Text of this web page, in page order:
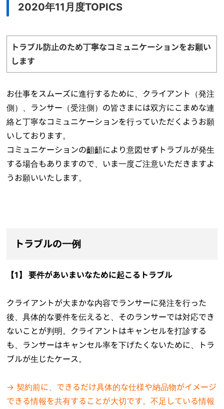
2020年11月度TOPICS
トラブル防止のため丁寧なコミュニケーションをお願い
します
お仕事をスムーズに進行するために、クライアント（発注
側）、ランサー（受注側）の皆さまには双方にこまめな連
絡と丁寧なコミュニケーションを行っていただくようお願
いしております。
コミュニケーションの齟齬により意図せずトラブルが発生
する場合もありますので、いま一度ご注意いただきますよ
うお願いいたします。
トラブルの一例
【1】 要件があいまいなために起こるトラブル
クライアントが大まかな内容でランサーに発注を行った
後、具体的な要件を伝えると、そのランサーでは対応でき
ないことが判明。クライアントはキャンセルを打診する
も、ランサーはキャンセル率を下げたくないために、トラ
ブルが生じたケース。
→ 契約前に、できるだけ具体的な仕様や納品物がイメージ
できる情報を共有することが大切です。不足している情報